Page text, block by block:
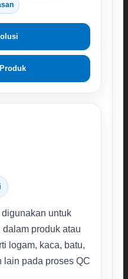
untuk
produk atau
logam, kaca, batu,
lain pada proses QC